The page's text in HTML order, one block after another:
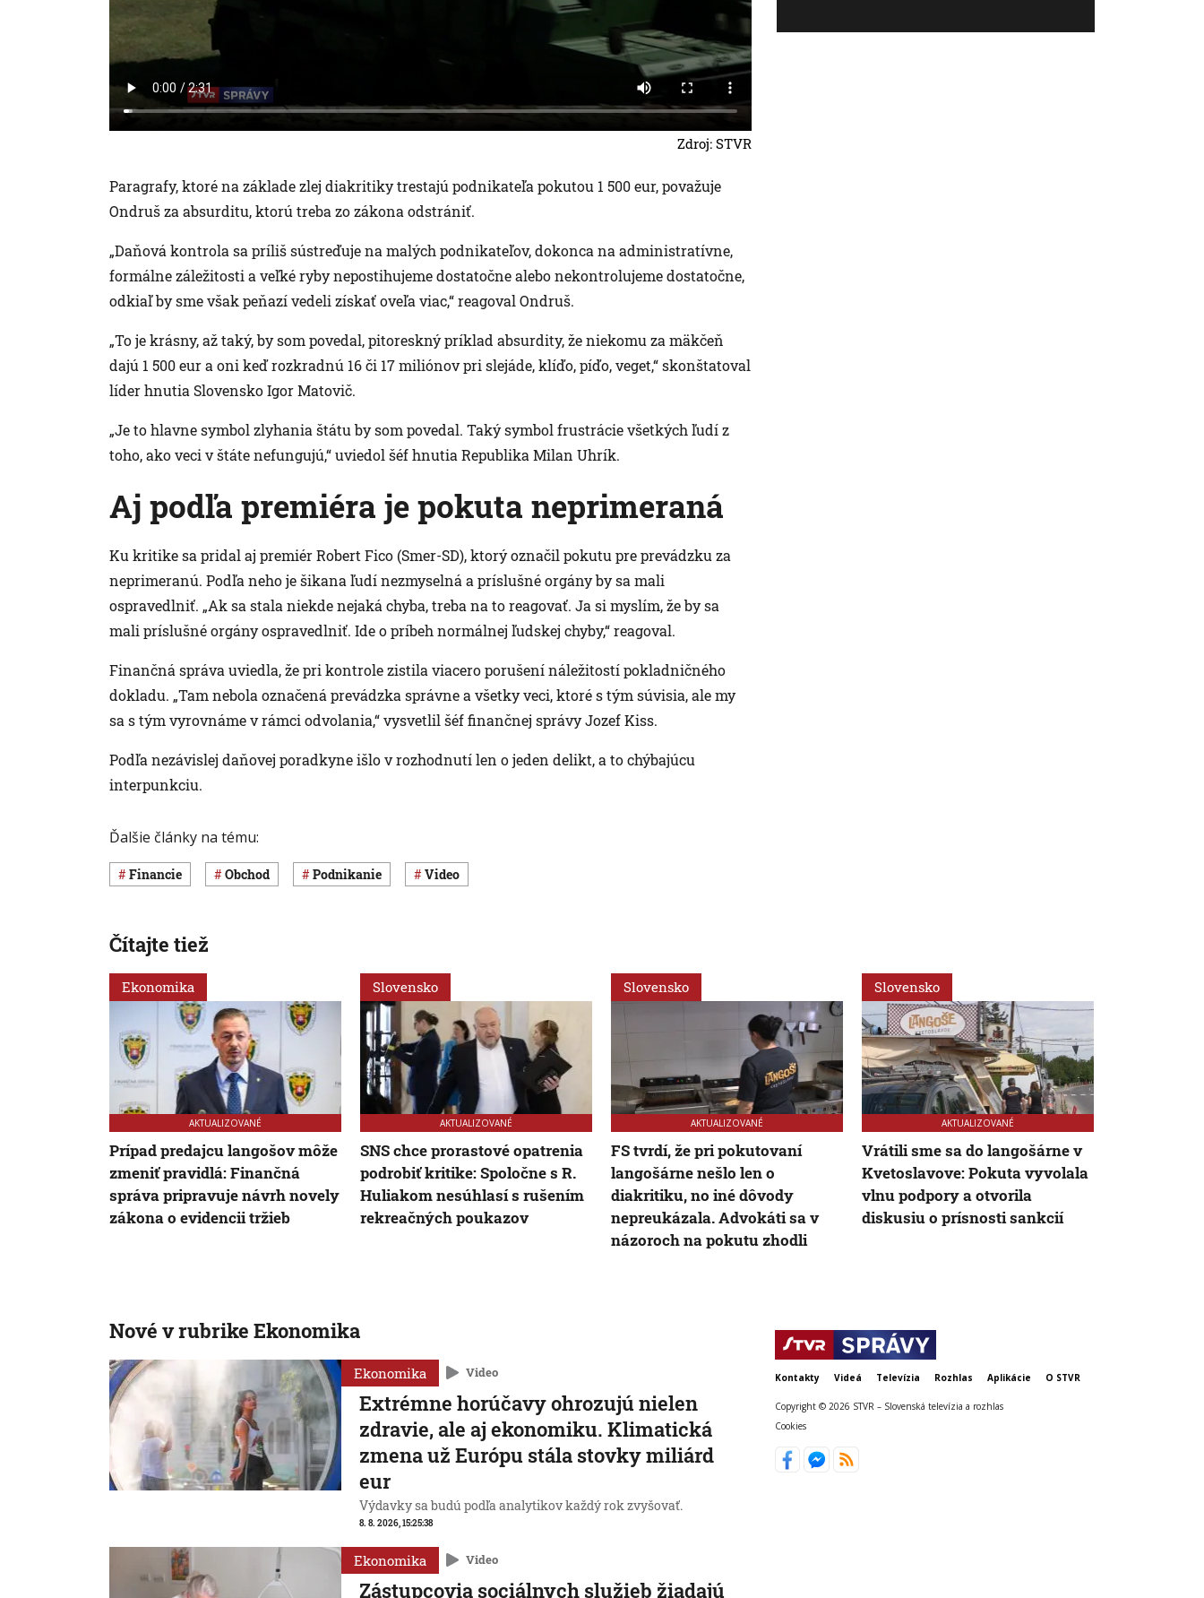
Zdroj: STVR
Paragrafy, ktoré na základe zlej diakritiky trestajú podnikateľa pokutou 1 500 eur, považuje
Ondruš za absurditu, ktorú treba zo zákona odstrániť.
„Daňová kontrola sa príliš sústreďuje na malých podnikateľov, dokonca na administratívne,
formálne záležitosti a veľké ryby nepostihujeme dostatočne alebo nekontrolujeme dostatočne,
odkiaľ by sme však peňazí vedeli získať oveľa viac,“ reagoval Ondruš.
„To je krásny, až taký, by som povedal, pitoreskný príklad absurdity, že niekomu za mäkčeň
dajú 1 500 eur a oni keď rozkradnú 16 či 17 miliónov pri slejáde, klíďo, píďo, veget,“ skonštatoval
líder hnutia Slovensko Igor Matovič.
„Je to hlavne symbol zlyhania štátu by som povedal. Taký symbol frustrácie všetkých ľudí z
toho, ako veci v štáte nefungujú,“ uviedol šéf hnutia Republika Milan Uhrík.
Aj podľa premiéra je pokuta neprimeraná
Ku kritike sa pridal aj premiér Robert Fico (Smer-SD), ktorý označil pokutu pre prevádzku za
neprimeranú. Podľa neho je šikana ľudí nezmyselná a príslušné orgány by sa mali
ospravedlniť. „Ak sa stala niekde nejaká chyba, treba na to reagovať. Ja si myslím, že by sa
mali príslušné orgány ospravedlniť. Ide o príbeh normálnej ľudskej chyby,“ reagoval.
Finančná správa uviedla, že pri kontrole zistila viacero porušení náležitostí pokladničného
dokladu. „Tam nebola označená prevádzka správne a všetky veci, ktoré s tým súvisia, ale my
sa s tým vyrovnáme v rámci odvolania,“ vysvetlil šéf finančnej správy Jozef Kiss.
Podľa nezávislej daňovej poradkyne išlo v rozhodnutí len o jeden delikt, a to chýbajúcu
interpunkciu.
Ďalšie články na tému:
Financie obchod Podnikanie Video
Čítajte tiež
Ekonomika
AKTUALIZOVANÉ
Prípad predajcu langošov môže
zmeniť pravidlá: Finančná
správa pripravuje návrh novely
zákona o evidencii tržieb
Slovensko
AKTUALIZOVANÉ
SNS chce prorastové opatrenia
podrobiť kritike: Spoločne s R.
Huliakom nesúhlasí s rušením
rekreačných poukazov
Slovensko
AKTUALIZOVANÉ
FS tvrdí, že pri pokutovaní
langošárne nešlo len o
diakritiku, no iné dôvody
nepreukázala. Advokáti sa v
názoroch na pokutu zhodli
Slovensko
AKTUALIZOVANÉ
Vrátili sme sa do langošárne v
Kvetoslavove: Pokuta vyvolala
vlnu podpory a otvorila
diskusiu o prísnosti sankcií
Nové v rubrike Ekonomika
Ekonomika Video
Extrémne horúčavy ohrozujú nielen
zdravie, ale aj ekonomiku. Klimatická
zmena už Európu stála stovky miliárd
eur
Výdavky sa budú podľa analytikov každý rok zvyšovať.
8. 8. 2026, 15:25:38
Ekonomika Video
Zástupcovia sociálnych služieb žiadajú
Kontakty Videá Televízia Rozhlas Aplikácie O STVR
Copyright © 2026 STVR – Slovenská televízia a rozhlas
Cookies